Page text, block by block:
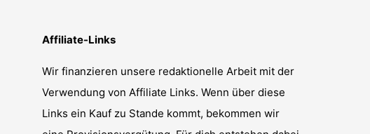
Affiliate-Links
Wir finanzieren unsere redaktionelle Arbeit mit der
Verwendung von Affiliate Links. Wenn über diese
Links ein Kauf zu Stande kommt, bekommen wir